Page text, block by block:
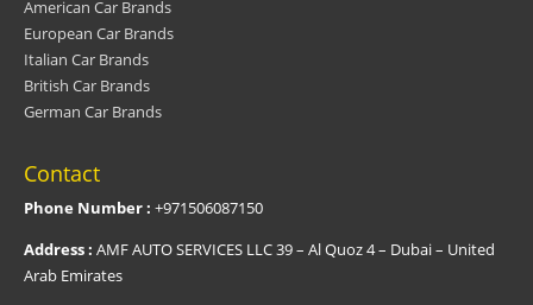
American Car Brands
European Car Brands
Italian Car Brands
British Car Brands
German Car Brands
Contact
Phone Number : +971506087150
Address : AMF AUTO SERVICES LLC 39 – Al Quoz 4 – Dubai – United
Arab Emirates